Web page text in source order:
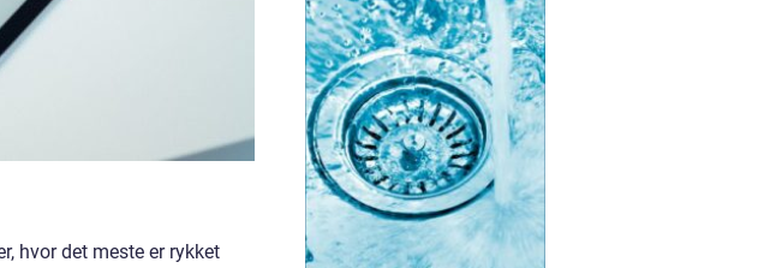
hvor det meste er rykket
og resten af regionen for
at finde nye kunder og
leverandører. Men v...